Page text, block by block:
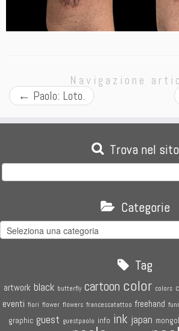
Navigazione
← Paolo: Loto.
Trova nel sito
per:
Categorie
Categorie
Tag
artwork black butterfly cartoon color colors
eventi fiori flower flowers francescatattoo freehand
graphic guest guestpaolo info ink japan